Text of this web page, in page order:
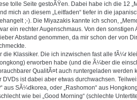
tolle Seite gestoÃŸen. Dabei habe ich die 12
mich an diesem „Leitfaden“ tiefer in die
;-). Die Miyazakis kannte ich schon,
ein rechter Augenschmaus. Von den sonstigen
Abstand genommen, da mir schon der von
die Klassiker. Die ich inzwischen fast alle fÃ¼r
erworben habe (und die Ã¼ber die
QualitÃ¤t auch runtergeladen werden
DVDs ist dabei aber etwas durchwachsen.
aus SÃ¼dkorea, oder „Rashomon“ aus
wie bei „Good Morning“ (schlechte